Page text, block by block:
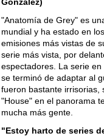
"Anatomía de Grey" es
mundial y ha estado en
emisiones más vistas de
serie más vista, por
espectadores. La serie
se terminó de adaptar al
fueron bastante irrisorias,
"House" en el panorama
mucha más gente.
"Estoy harto de series